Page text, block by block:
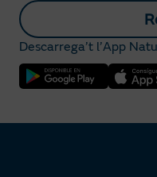
Descarrega’t l’App